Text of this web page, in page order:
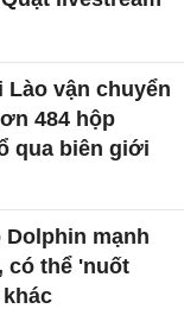
Lào vận chuyển
484 hộp
qua biên giới
Dolphin mạnh
có thể 'nuốt